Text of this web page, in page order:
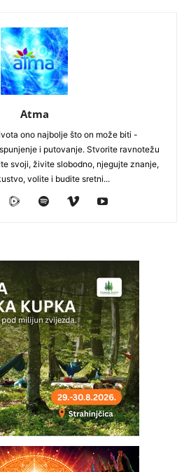
Atma
ono najbolje što on može biti -
i putovanje. Stvorite ravnotežu
svoji, živite slobodno, njegujte znanje,
volite i budite sretni...